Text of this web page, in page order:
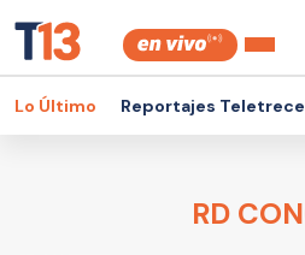
Lo Último Reportajes Teletrece
RD